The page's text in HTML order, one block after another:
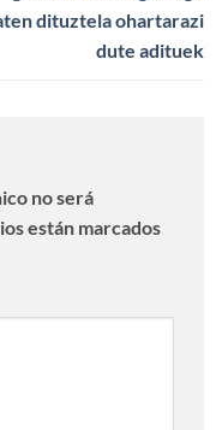
dituztela ohartarazi
dute adituek
no será
están marcados